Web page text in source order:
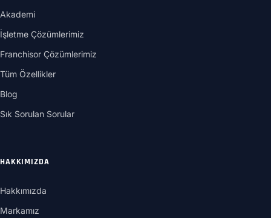
Akademi
İşletme Çözümlerimiz
Franchisor Çözümlerimiz
Tüm Özellikler
Blog
Sık Sorulan Sorular
HAKKIMIZDA
Hakkımızda
Markamız